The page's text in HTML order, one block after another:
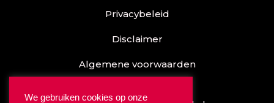
Privacybeleid
Disclaimer
Algemene voorwaarden
We gebruiken cookies op onze